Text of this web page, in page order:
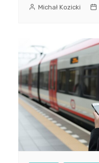
Michał Kozicki